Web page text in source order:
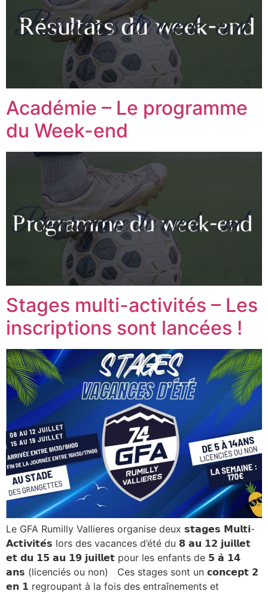
Académie – Le programme
du Week-end
Stages multi-activités – Les
inscriptions sont lancées !
Le GFA Rumilly Vallieres organise deux 𝘀𝘁𝗮𝗴𝗲𝘀 𝗠𝘂𝗹𝘁𝗶-
𝗔𝗰𝘁𝗶𝘃𝗶𝘁𝗲́𝘀 lors des vacances d’été du 𝟴 𝗮𝘂 𝟭𝟮 𝗷𝘂𝗶𝗹𝗹𝗲𝘁
𝗲𝘁 𝗱𝘂 𝟭𝟱 𝗮𝘂 𝟭𝟵 𝗷𝘂𝗶𝗹𝗹𝗲𝘁 pour les enfants de 𝟱 𝗮̀ 𝟭𝟰
𝗮𝗻𝘀 (licenciés ou non) Ces stages sont un 𝗰𝗼𝗻𝗰𝗲𝗽𝘁 𝟮
𝗲𝗻 𝟭 regroupant à la fois des entraînements et